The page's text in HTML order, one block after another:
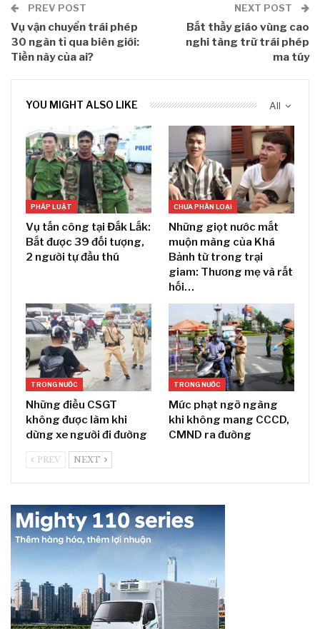
PREV POST
Vụ vận chuyển trái phép
30 ngàn tỉ qua biên giới:
Tiền này của ai?
NEXT POST
Bắt thầy giáo vùng cao
nghi tàng trữ trái phép
ma túy
All
YOU MIGHT ALSO LIKE
PHÁP LUẬT
Vụ tấn công tại Đắk Lắk:
Bắt được 39 đối tượng,
2 người tự đầu thú
CHƯA PHÂN LOẠI
Những giọt nước mắt
muộn màng của Khá
Bảnh từ trong trại
giam: Thương mẹ và rất
hối…
TRONG NƯỚC
Những điều CSGT
không được làm khi
dừng xe người đi đường
TRONG NƯỚC
Mức phạt ngỡ ngàng
khi không mang CCCD,
CMND ra đường
PREV NEXT